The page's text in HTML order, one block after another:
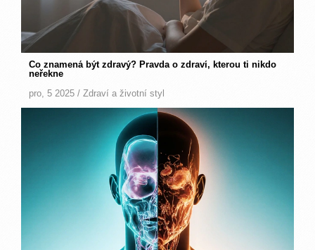
Co znamená být zdravý? Pravda o zdraví, kterou ti nikdo
neřekne
pro, 5 2025 /Zdraví a životní styl